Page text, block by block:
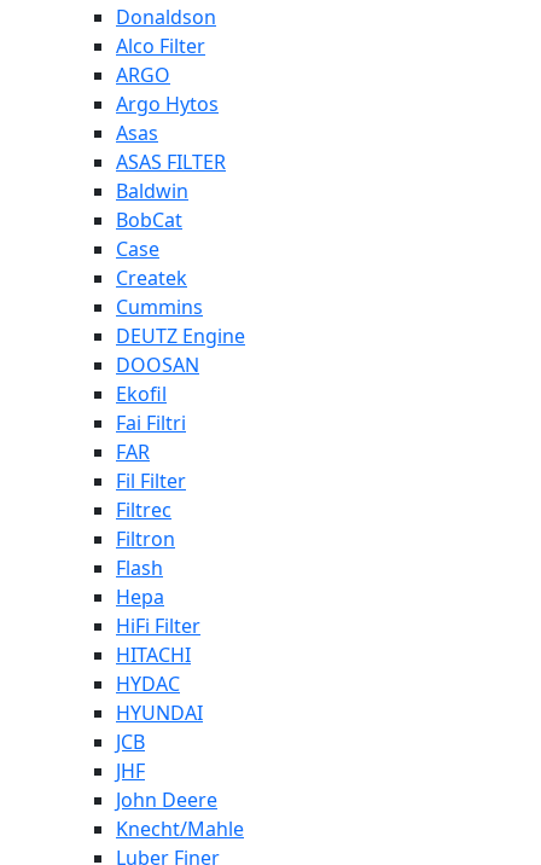
Donaldson
Alco Filter
ARGO
Argo Hytos
Asas
ASAS FILTER
Baldwin
BobCat
Case
Createk
Cummins
DEUTZ Engine
DOOSAN
Ekofil
Fai Filtri
FAR
Fil Filter
Filtrec
Filtron
Flash
Hepa
HiFi Filter
HITACHI
HYDAC
HYUNDAI
JCB
JHF
John Deere
Knecht/Mahle
Luber Finer